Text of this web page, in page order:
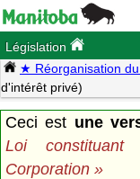
Législation
★ Réorganisation
d'intérêt privé)
Ceci est une
Loi
Corporation »